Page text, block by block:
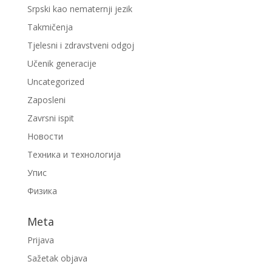
Srpski kao nematernji jezik
Takmičenja
Tjelesni i zdravstveni odgoj
Učenik generacije
Uncategorized
Zaposleni
Zavrsni ispit
Новости
Техника и технологија
Упис
Физика
Meta
Prijava
Sažetak objava